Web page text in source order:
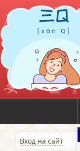
Вход на сайт